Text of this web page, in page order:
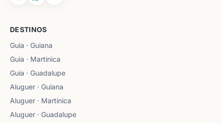
DESTINOS
Guia · Guiana
Guia · Martinica
Guia · Guadalupe
Aluguer · Guiana
Aluguer · Martinica
Aluguer · Guadalupe